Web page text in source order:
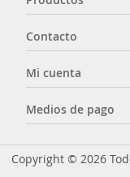
Contacto
Mi cuenta
Medios de pago
Copyright © 2026